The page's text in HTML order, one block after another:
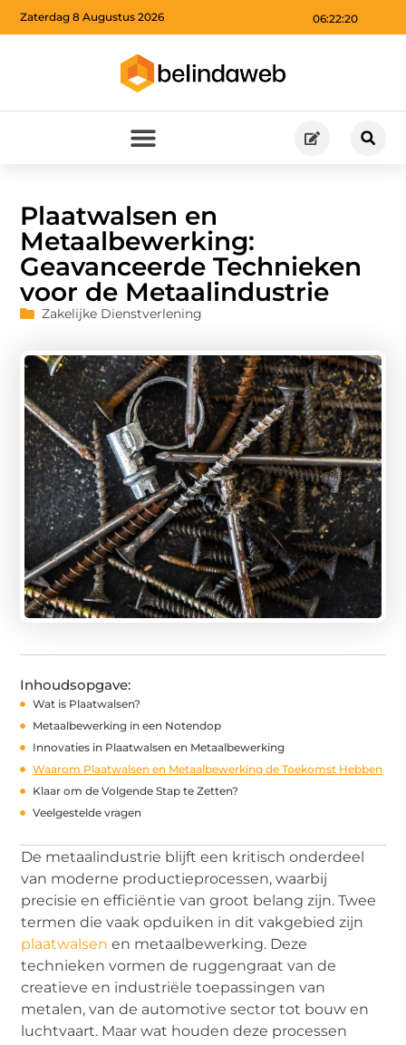
06:22:21
Zaterdag 8 Augustus 2026
Plaatwalsen en
Metaalbewerking:
Geavanceerde Technieken
voor de Metaalindustrie
Zakelijke Dienstverlening
Inhoudsopgave:
Wat is Plaatwalsen?
Metaalbewerking in een Notendop
Innovaties in Plaatwalsen en Metaalbewerking
Waarom Plaatwalsen en Metaalbewerking de Toekomst Hebben
Klaar om de Volgende Stap te Zetten?
Veelgestelde vragen
De metaalindustrie blijft een kritisch onderdeel
van moderne productieprocessen, waarbij
precisie en efficiëntie van groot belang zijn. Twee
termen die vaak opduiken in dit vakgebied zijn
plaatwalsen en metaalbewerking. Deze
technieken vormen de ruggengraat van de
creatieve en industriële toepassingen van
metalen, van de automotive sector tot bouw en
luchtvaart. Maar wat houden deze processen